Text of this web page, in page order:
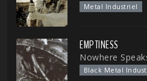
Metal Industriel
EMPTINESS
Nowhere
Black Metal